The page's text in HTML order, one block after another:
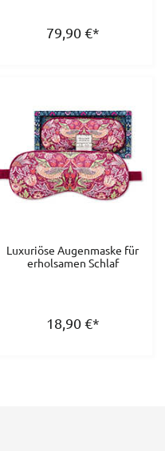
79,90€*
Luxuriöse Augenmaske für
erholsamen Schlaf
18,90€*